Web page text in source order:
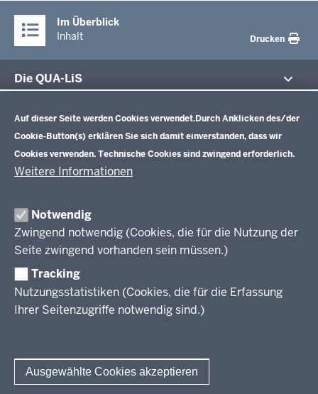
Auf dieser Seite werden Cookies verwendet.Durch Anklicken des/der
Cookie-Button(s) erklären Sie sich damit einverstanden, dass wir
Cookies verwenden. Technische Cookies sind zwingend erforderlich.
Weitere Informationen
Notwendig
Zwingend notwendig (Cookies, die für die Nutzung der
Seite zwingend vorhanden sein müssen.)
Tracking
Nutzungsstatistiken (Cookies, die für die Erfassung
Ihrer Seitenzugriffe notwendig sind.)
Ausgewählte Cookies akzeptieren
Im Überblick
Inhalt
Drucken
Die QUA-LiS
Veröffentlichungen
Leitbild
Stellenangebote
Über uns
Schulentwicklung NRW
Schulentwicklung
Unterricht
Professionalisierung
Standardsicherung NRW
Berufsbildung NRW
Erwachsenenbildung
Wir über uns
Berichtswesen Weiterbildung
ElternMitWirkung NRW
Amtsblattabonnieren